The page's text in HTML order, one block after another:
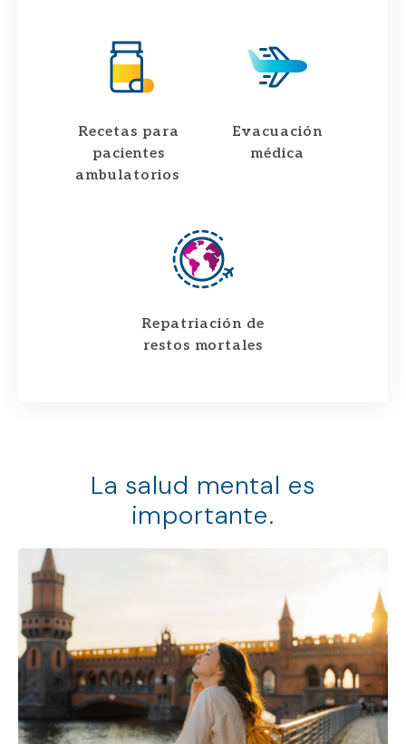
Recetas para
pacientes
ambulatorios ​
Evacuación
médica
Repatriación de
restos mortales
La salud mental es
importante.